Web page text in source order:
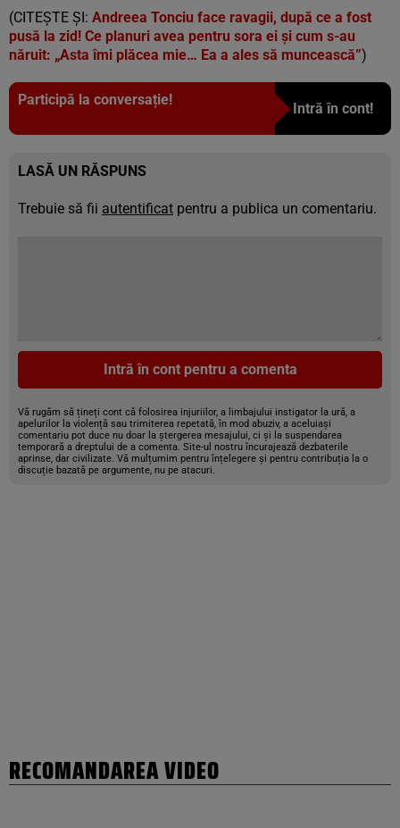
(CITEȘTE ȘI: Andreea Tonciu face ravagii, după ce a fost
pusă la zid! Ce planuri avea pentru sora ei şi cum s-au
năruit: „Asta îmi plăcea mie… Ea a ales să muncească”)
Participă la conversație!
Intră în cont!
LASĂ UN RĂSPUNS
Trebuie să fii autentificat pentru a publica un comentariu.
Intră în cont pentru a comenta
Vă rugăm să țineți cont că folosirea injuriilor, a limbajului instigator la ură, a
apelurilor la violență sau trimiterea repetată, în mod abuziv, a aceluiași
comentariu pot duce nu doar la ștergerea mesajului, ci și la suspendarea
temporară a dreptului de a comenta. Site-ul nostru încurajează dezbaterile
aprinse, dar civilizate. Vă mulțumim pentru înțelegere și pentru contribuția la o
discuție bazată pe argumente, nu pe atacuri.
RECOMANDAREA VIDEO